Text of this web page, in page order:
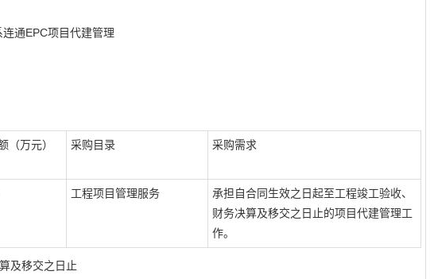
通EPC项目代建管理
（万元） 采购目录 采购需求
工程项目管理服务
承担自合同生效之日起至工程竣工验收、
财务决算及移交之日止的项目代建管理工
作。
及移交之日止